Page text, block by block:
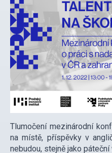
Tlumočení mezinárodní
na místě, příspěvky v
nebudou, stejně jako